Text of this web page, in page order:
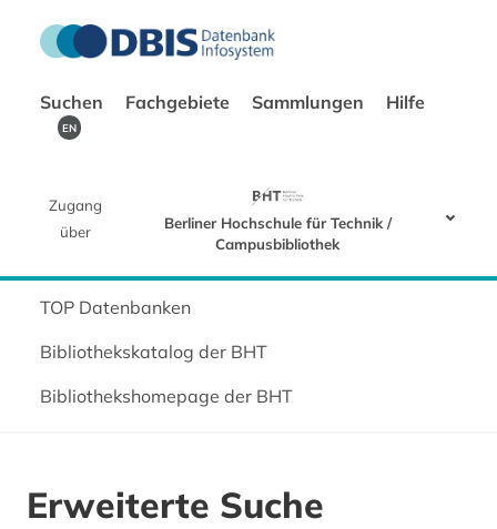
Suchen Fachgebiete Sammlungen Hilfe
EN
Zugang
über
Berliner Hochschule für Technik /
Campusbibliothek
TOP Datenbanken
Bibliothekskatalog der BHT
Bibliothekshomepage der BHT
Erweiterte Suche